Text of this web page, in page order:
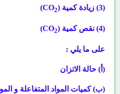
(3) زيادة كمية (CO 2
)
(4) نقص كمية (CO 2
)
على ما يلي :
(أ) حالة الاتزان
(ب) كميات المواد المتفاعلة و